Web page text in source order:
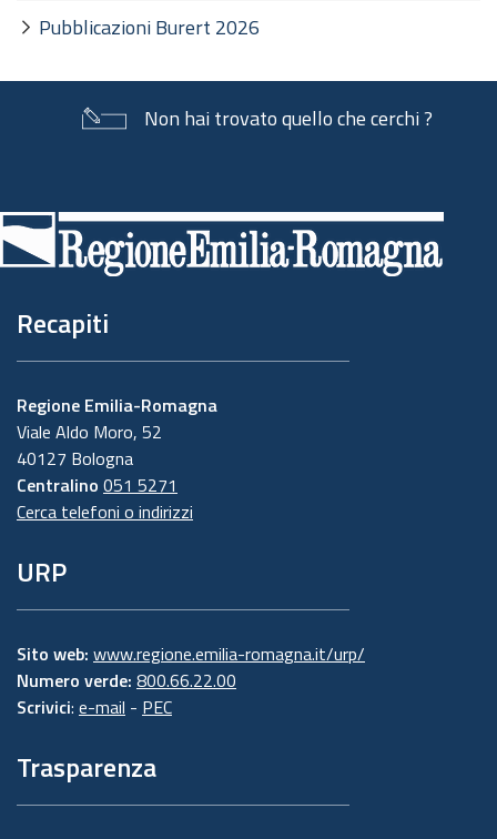
Pubblicazioni Burert 2026
Non hai trovato quello che cerchi ?
di
pagina
Recapiti
Regione Emilia-Romagna
Viale Aldo Moro, 52
40127 Bologna
Centralino 051 5271
Cerca telefoni o indirizzi
URP
Sito web: www.regione.emilia-romagna.it/urp/
Numero verde: 800.66.22.00
Scrivici: e-mail - PEC
Trasparenza